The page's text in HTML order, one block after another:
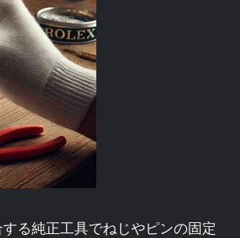
る純正工具でねじやピンの固定